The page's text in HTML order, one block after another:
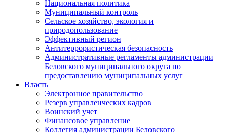
Национальная политика
Муниципальный контроль
Сельское хозяйство, экология и
природопользование
Эффективный регион
Антитеррористическая безопасность
Административные регламенты администрации
Беловского муниципального округа по
предоставлению муниципальных услуг
Власть
Электронное правительство
Резерв управленческих кадров
Воинский учет
Финансовое управление
Коллегия администрации Беловского